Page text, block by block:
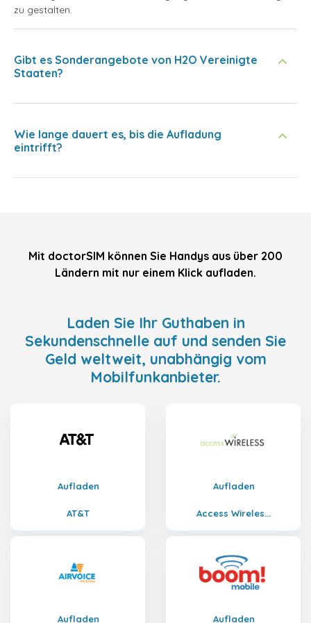
zu gestalten.
Gibt es Sonderangebote von H2O Vereinigte
Staaten?
Wie lange dauert es, bis die Aufladung
eintrifft?
Mit doctorSIM können Sie Handys aus über 200
Ländern mit nur einem Klick aufladen.
Laden Sie Ihr Guthaben in
Sekundenschnelle auf und senden Sie
Geld weltweit, unabhängig vom
Mobilfunkanbieter.
Aufladen
AT&T
Aufladen
Access Wireles...
Aufladen Aufladen